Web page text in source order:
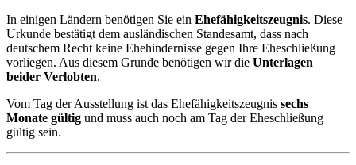
In einigen Ländern benötigen Sie ein Ehefähigkeitszeugnis. Diese
Urkunde bestätigt dem ausländischen Standesamt, dass nach
deutschem Recht keine Ehehindernisse gegen Ihre Eheschließung
vorliegen. Aus diesem Grunde benötigen wir die Unterlagen
beider Verlobten.
Vom Tag der Ausstellung ist das Ehefähigkeitszeugnis sechs
Monate gültig und muss auch noch am Tag der Eheschließung
gültig sein.